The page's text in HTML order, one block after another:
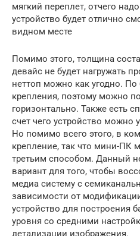
мягкий переплет, отчего
устройство будет отлично
видном месте
Помимо этого, толщина
девайс не будет нагружать
неттоп можно как угодно.
крепления, поэтому можно
горизонтально. Также есть
счет чего устройство можно
Но помимо всего этого, в
крепление, так что мини-ПК
третьим способом. Данный
вариант для того, чтобы
медиа систему с
зависимости от
устройство для построения
уровня со средними
детализации изображения.